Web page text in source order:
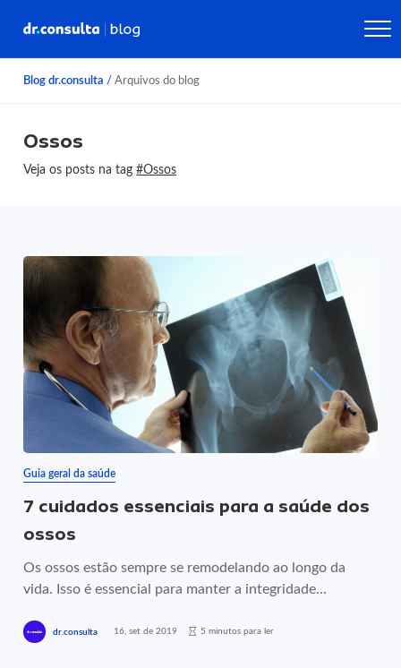
Blog dr.consulta / Arquivos do blog
Ossos
Veja os posts na tag#Ossos
Guia geral da saúde
7 cuidados essenciais para a saúde dos
ossos
Os ossos estão sempre se remodelando ao longo da
vida. Isso é essencial para manter a integridade...
dr.consulta 16, set de 2019 5 minutos para ler